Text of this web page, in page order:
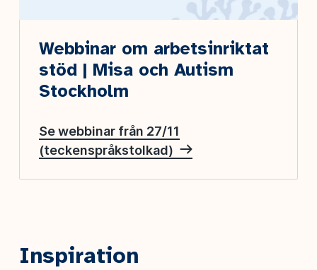
Webbinar om arbetsinriktat
stöd | Misa och Autism
Stockholm
Se webbinar från 27/11
(teckenspråkstolkad)
Inspiration